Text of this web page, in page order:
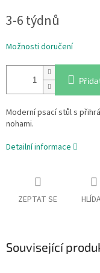
cena:
3-6 týdnů
Možnosti doručení
Moderní psací stůl s
nohami.
Detailní informace
ZEPTAT SE
Související